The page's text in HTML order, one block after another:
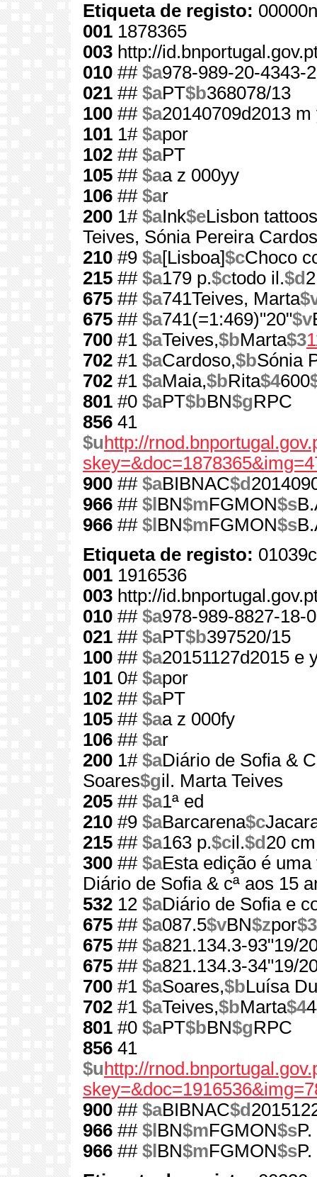
Etiqueta de registo:
001 1878365
003 http://
010 ## $a978-989-20-4343-2
021 ## $aPT$b368078/13
100 ## $a20140709d2013
101 1# $apor
102 ## $aPT
105 ## $aa z 000yy
106 ## $ar
200 1# $aInk$eLisbon tattoos
Teives, Sónia Pereira
210 #9 $a[Lisboa]$cChoco
215 ## $a179 p.$ctodo il.$d
675 ## $a741Teives, Marta
675 ## $a741(=1:469)"20"$v
700 #1 $aTeives,$bMarta$3
702 #1 $aCardoso,$bSónia
702 #1 $aMaia,$bRita$4600
801 #0 $aPT$bBN$gRPC
856 41
$u http://
900 ## $aBIBNAC$d
966 ## $l BN$mFGMON$s
966 ## $l BN$mFGMON$s
Etiqueta de registo:
001 1916536
003 http://
010 ## $a978-989-8827-18-0
021 ## $aPT$b397520/15
100 ## $a20151127d2015 e
101 0# $apor
102 ## $aPT
105 ## $aa z 000fy
106 ## $ar
200 1# $aDiário de Sofia &
Soares$gil. Marta Teives
205 ## $a1ª ed
210 #9 $aBarcarena$c
215 ## $a163 p.$cil.$d 20 cm
300 ## $aEsta edição é
Diário de Sofia & cª aos 15
532 12 $aDiário de Sofia e
675 ## $a087.5$vBN$zpor$3
675 ## $a821.134.3-93"19/
675 ## $a821.134.3-34"19/
700 #1 $aSoares,$bLuísa
702 #1 $aTeives,$bMarta$4
801 #0 $aPT$bBN$gRPC
856 41
$u http://
900 ## $aBIBNAC$d
966 ## $l BN$mFGMON$s
966 ## $l BN$mFGMON$s